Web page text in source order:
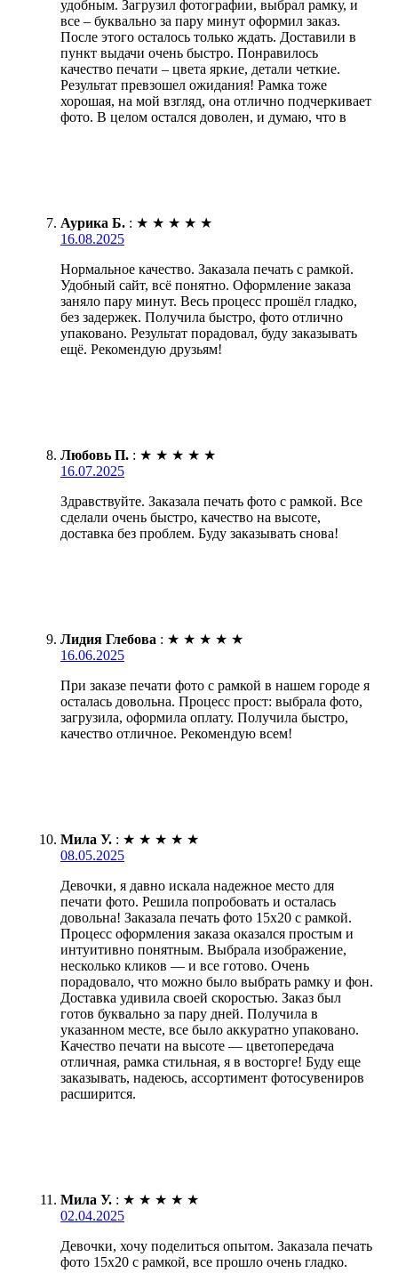
удобным. Загрузил фотографии, выбрал рамку, и
все – буквально за пару минут оформил заказ.
После этого осталось только ждать. Доставили в
пункт выдачи очень быстро. Понравилось
качество печати – цвета яркие, детали четкие.
Результат превзошел ожидания! Рамка тоже
хорошая, на мой взгляд, она отлично подчеркивает
фото. В целом остался доволен, и думаю, что в
Аурика Б. : ★ ★ ★ ★ ★
16.08.2025
Нормальное качество. Заказала печать с рамкой.
Удобный сайт, всё понятно. Оформление заказа
заняло пару минут. Весь процесс прошёл гладко,
без задержек. Получила быстро, фото отлично
упаковано. Результат порадовал, буду заказывать
ещё. Рекомендую друзьям!
Любовь П. : ★ ★ ★ ★ ★
16.07.2025
Здравствуйте. Заказала печать фото с рамкой. Все
сделали очень быстро, качество на высоте,
доставка без проблем. Буду заказывать снова!
Лидия Глебова : ★ ★ ★ ★ ★
16.06.2025
При заказе печати фото с рамкой в нашем городе я
осталась довольна. Процесс прост: выбрала фото,
загрузила, оформила оплату. Получила быстро,
качество отличное. Рекомендую всем!
Мила У. : ★ ★ ★ ★ ★
08.05.2025
Девочки, я давно искала надежное место для
печати фото. Решила попробовать и осталась
довольна! Заказала печать фото 15х20 с рамкой.
Процесс оформления заказа оказался простым и
интуитивно понятным. Выбрала изображение,
несколько кликов — и все готово. Очень
порадовало, что можно было выбрать рамку и фон.
Доставка удивила своей скоростью. Заказ был
готов буквально за пару дней. Получила в
указанном месте, все было аккуратно упаковано.
Качество печати на высоте — цветопередача
отличная, рамка стильная, я в восторге! Буду еще
заказывать, надеюсь, ассортимент фотосувениров
расширится.
Мила У. : ★ ★ ★ ★ ★
02.04.2025
Девочки, хочу поделиться опытом. Заказала печать
фото 15х20 с рамкой, все прошло очень гладко.